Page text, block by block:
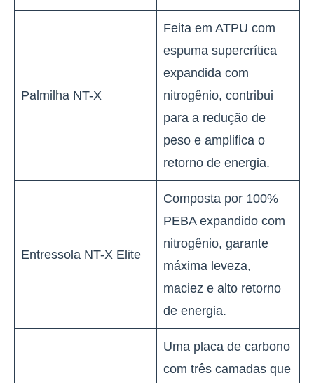
Palmilha NT-X
Feita em ATPU com
espuma supercrítica
expandida com
nitrogênio, contribui
para a redução de
peso e amplifica o
retorno de energia.
Entressola NT-X Elite
Composta por 100%
PEBA expandido com
nitrogênio, garante
máxima leveza,
maciez e alto retorno
de energia.
Uma placa de carbono
com três camadas que